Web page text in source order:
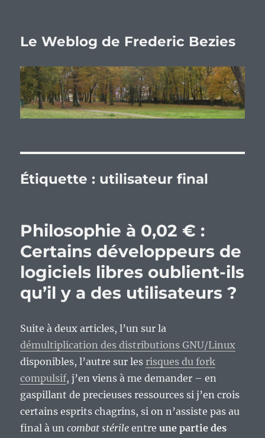
Le Weblog de Frederic Bezies
Étiquette : utilisateur final
Philosophie à 0,02 € :
Certains développeurs de
logiciels libres oublient-ils
qu’il y a des utilisateurs ?
Suite à deux articles, l’un sur la
démultiplication des distributions GNU/Linux
disponibles, l’autre sur lesrisques du fork
compulsif, j’en viens à me demander – en
gaspillant de precieuses ressources si j’en crois
certains esprits chagrins, si on n’assiste pas au
final à uncombat stérile entreune partie des